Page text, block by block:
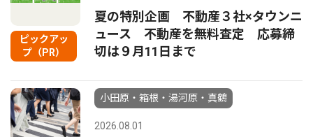
ピックアッ
プ（PR）
夏の特別企画 不動産３社×タウンニ
ュース 不動産を無料査定 応募締
切は９月11日まで
小田原・箱根・湯河原・真鶴
2026.08.01